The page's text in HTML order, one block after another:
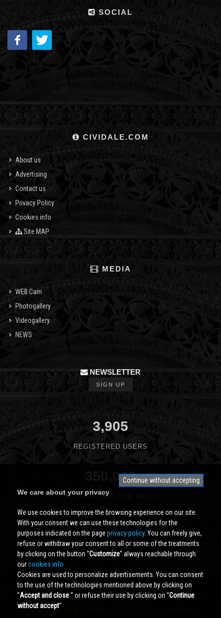
SOCIAL
CIVIDALE.COM
About us
Advertising
Contact us
Privacy Policy
Cookies info
Site MAP
MEDIA
WEB Cam
Photogallery
Videogallery
NEWS
NEWSLETTER
SIGN UP
3,905
REGISTERED USERS
350,000
PAGES VIEWED PER MONTH
Cividale.COMCopyright © 2000 - 2026 All Rights Reserved
powered by
Continue without accepting
We care about your privacy
We use cookies to improve the browsing experience on our site.
With your consent we can use these technologies for the
purposes indicated on the page privacy policy. You can freely give,
refuse or withdraw your consent to all or some of the treatments
by clicking on the button ''Customize'' always reachable through
ourcookies info.
Cookies are used to personalize advertisements. You can consent
to the use of the technologies mentioned above by clicking on
''Accept and close'' or refuse their use by clicking on ''Continue
without accept''